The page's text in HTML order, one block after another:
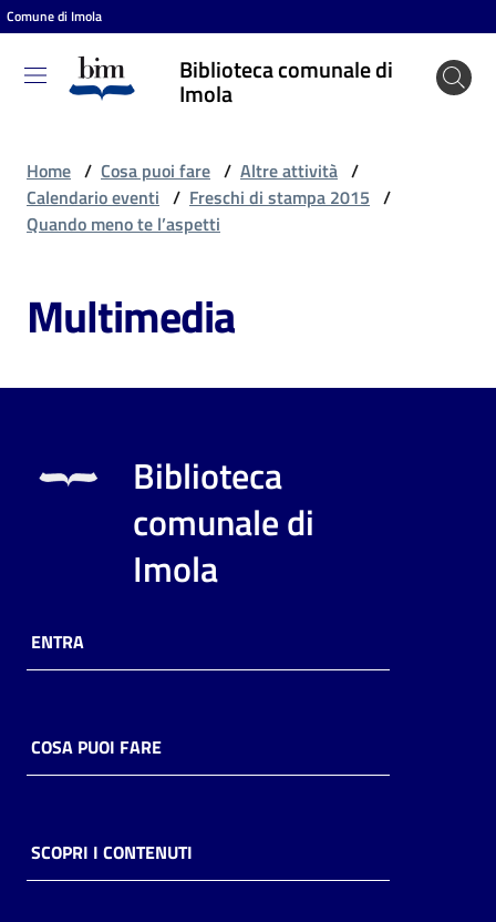
Vai al contenuto
Vai alla navigazione
Vai al footer
Comune di Imola
Biblioteca comunale di
Imola
Biblioteca
comunale
Cosa
fare
Scopri
online
Piani
Home / Cosa puoi fare / Altre attività /
Calendario eventi / Freschi di stampa 2015 /
Quando meno te l’aspetti
Multimedia
Biblioteca
comunale di
Imola
ENTRA
COSA PUOI FARE
SCOPRI I CONTENUTI